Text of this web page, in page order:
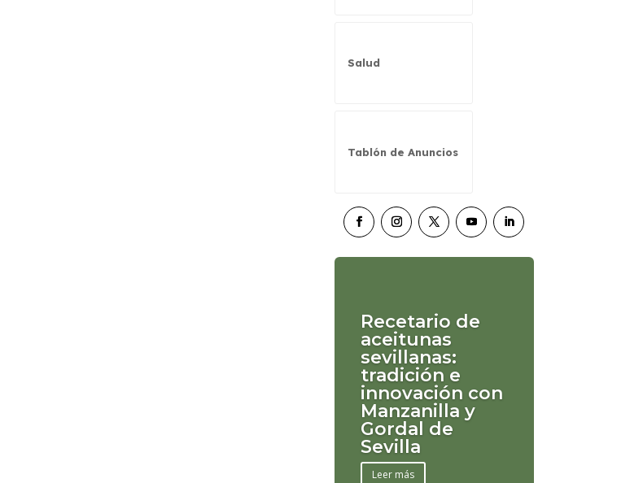
Salud
Tablón de Anuncios
Recetario de
aceitunas
sevillanas:
tradición e
innovación con
Manzanilla y
Gordal de
Sevilla
Leer más